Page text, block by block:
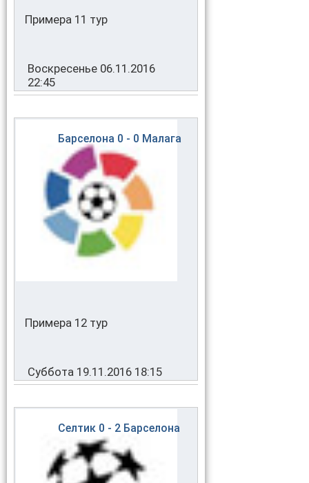
Примера 11 тур
Воскресенье 06.11.2016
22:45
Примера 12 тур
Суббота 19.11.2016 18:15
Барселона 0 - 0 Малага
Селтик 0 - 2 Барселона